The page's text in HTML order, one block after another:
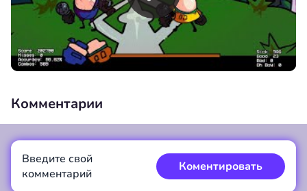
00:00/00:00
Комментарии
Введите свой
комментарий
Коментировать